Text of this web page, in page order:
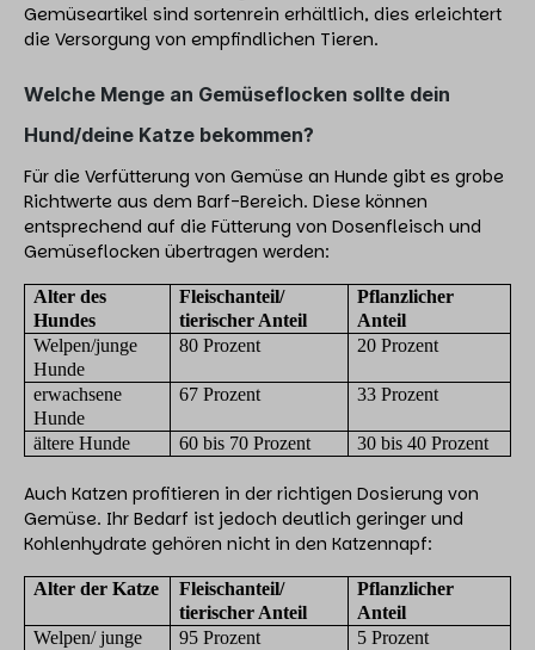
Gemüseartikel sind sortenrein erhältlich, dies erleichtert
die Versorgung von empfindlichen Tieren.
Welche Menge an Gemüseflocken sollte dein
Hund/deine Katze bekommen?
Für die Verfütterung von Gemüse an Hunde gibt es grobe
Richtwerte aus dem Barf-Bereich. Diese können
entsprechend auf die Fütterung von Dosenfleisch und
Gemüseflocken übertragen werden:
Alter des
Hundes
Fleischanteil/
tierischer Anteil
Pflanzlicher
Anteil
Welpen/junge
Hunde
80 Prozent 20 Prozent
erwachsene
Hunde
67 Prozent 33 Prozent
ältere Hunde 60 bis 70 Prozent 30 bis 40 Prozent
Auch Katzen profitieren in der richtigen Dosierung von
Gemüse. Ihr Bedarf ist jedoch deutlich geringer und
Kohlenhydrate gehören nicht in den Katzennapf:
Alter der Katze
Fleischanteil/
tierischer Anteil
Pflanzlicher
Anteil
Welpen/ junge
95 Prozent 5 Prozent